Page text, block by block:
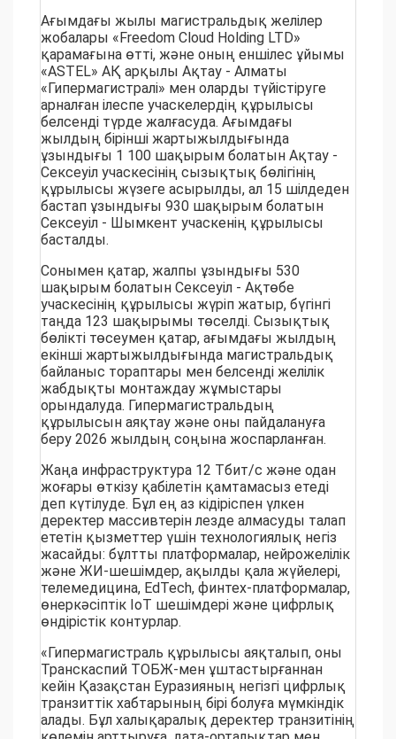
Ағымдағы жылы магистральдық желілер
жобалары «Freedom Cloud Holding LTD»
қарамағына өтті, және оның еншілес ұйымы
«ASTEL» АҚ арқылы Ақтау - Алматы
«Гипермагистралі» мен оларды түйістіруге
арналған ілеспе учаскелердің құрылысы
белсенді түрде жалғасуда. Ағымдағы
жылдың бірінші жартыжылдығында
ұзындығы 1 100 шақырым болатын Ақтау -
Сексеуіл учаскесінің сызықтық бөлігінің
құрылысы жүзеге асырылды, ал 15 шілдеден
бастап ұзындығы 930 шақырым болатын
Сексеуіл - Шымкент учаскенің құрылысы
басталды.
Сонымен қатар, жалпы ұзындығы 530
шақырым болатын Сексеуіл - Ақтөбе
учаскесінің құрылысы жүріп жатыр, бүгінгі
таңда 123 шақырымы төселді. Сызықтық
бөлікті төсеумен қатар, ағымдағы жылдың
екінші жартыжылдығында магистральдық
байланыс тораптары мен белсенді желілік
жабдықты монтаждау жұмыстары
орындалуда. Гипермагистральдың
құрылысын аяқтау және оны пайдалануға
беру 2026 жылдың соңына жоспарланған.
Жаңа инфраструктура 12 Тбит/с және одан
жоғары өткізу қабілетін қамтамасыз етеді
деп күтілуде. Бұл ең аз кідіріспен үлкен
деректер массивтерін лезде алмасуды талап
ететін қызметтер үшін технологиялық негіз
жасайды: бұлтты платформалар, нейрожелілік
және ЖИ-шешімдер, ақылды қала жүйелері,
телемедицина, EdTech, финтех-платформалар,
өнеркәсіптік IoT шешімдері және цифрлық
өндірістік контурлар.
«Гипермагистраль құрылысы аяқталып, оны
Транскаспий ТОБЖ-мен ұштастырғаннан
кейін Қазақстан Еуразияның негізгі цифрлық
транзиттік хабтарының бірі болуға мүмкіндік
алады. Бұл халықаралық деректер транзитінің